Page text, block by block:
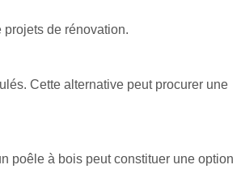
projets de rénovation.
Cette alternative peut procurer une
poêle à bois peut constituer une option